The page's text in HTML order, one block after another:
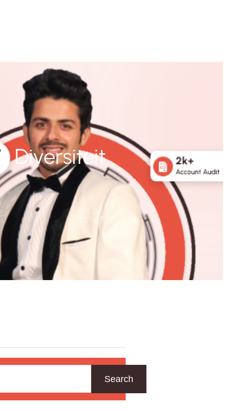
Diversiteit
Search